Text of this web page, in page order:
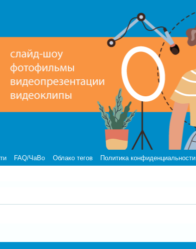
FAQ/ЧаВо Облако тегов Политика конфиденциальности